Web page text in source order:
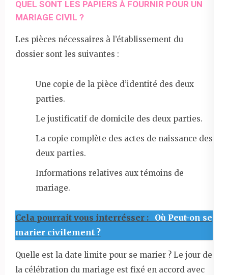
QUEL SONT LES PAPIERS À FOURNIR POUR UN
MARIAGE CIVIL ?
Les pièces nécessaires à l’établissement du
dossier sont les suivantes :
Une copie de la pièce d’identité des deux
parties.
Le justificatif de domicile des deux parties.
La copie complète des actes de naissance des
deux parties.
Informations relatives aux témoins de
mariage.
Cela pourrait vous interrésser :
Où Peut-on se
marier civilement ?
Quelle est la date limite pour se marier ? Le jour de
la célébration du mariage est fixé en accord avec